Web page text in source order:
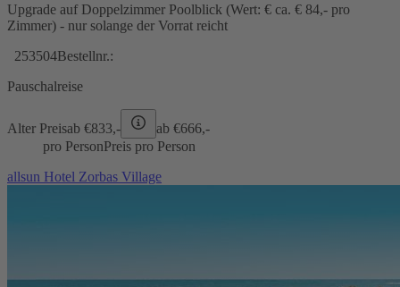
Upgrade auf Doppelzimmer Poolblick (Wert: € ca. € 84,- pro
Zimmer) - nur solange der Vorrat reicht
253504Bestellnr.:
Pauschalreise
Alter Preisab €833,- ab €666,-
pro PersonPreis pro Person
allsun Hotel Zorbas Village